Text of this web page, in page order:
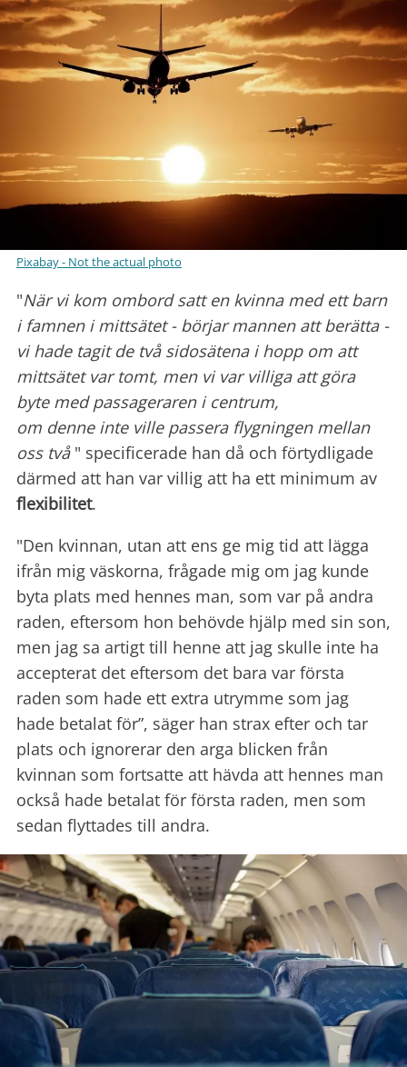
Pixabay - Not the actual photo
"När vi kom ombord satt en kvinna med ett barn
i famnen i mittsätet - börjar mannen att berätta -
vi hade tagit de två sidosätena i hopp om att
mittsätet var tomt, men vi var villiga att göra
byte med passageraren i centrum,
om denne inte ville passera flygningen mellan
oss två" specificerade han då och förtydligade
därmed att han var villig att ha ett minimum av
flexibilitet.
"Den kvinnan, utan att ens ge mig tid att lägga
ifrån mig väskorna, frågade mig om jag kunde
byta plats med hennes man, som var på andra
raden, eftersom hon behövde hjälp med sin son,
men jag sa artigt till henne att jag skulle inte ha
accepterat det eftersom det bara var första
raden som hade ett extra utrymme som jag
hade betalat för”, säger han strax efter och tar
plats och ignorerar den arga blicken från
kvinnan som fortsatte att hävda att hennes man
också hade betalat för första raden, men som
sedan flyttades till andra.